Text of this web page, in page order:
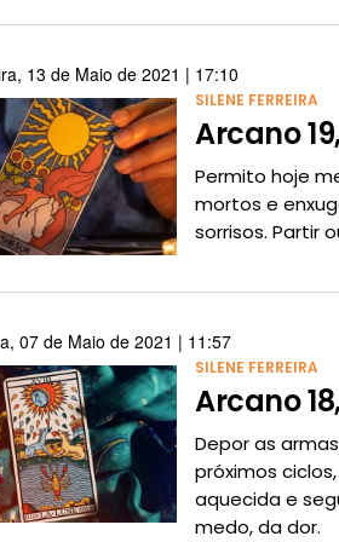
13 de Maio de 2021 | 17:10
SILENE FERREIRA
Arcano
Permito hoje
mortos e
sorrisos. Partir
07 de Maio de 2021 | 11:57
SILENE FERREIRA
Arcano
Depor as
próximos
aquecida e
medo, da dor.